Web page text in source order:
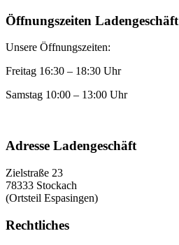
Öffnungszeiten Ladengeschäft
Unsere Öffnungszeiten:
Freitag 16:30 – 18:30 Uhr
Samstag 10:00 – 13:00 Uhr
Adresse Ladengeschäft
Zielstraße 23
78333 Stockach
(Ortsteil Espasingen)
Rechtliches